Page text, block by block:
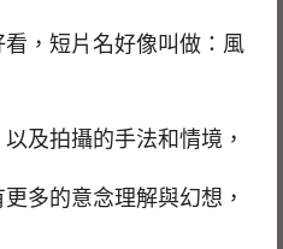
，短片名好像叫做：風
及拍攝的手法和情境，
多的意念理解與幻想，